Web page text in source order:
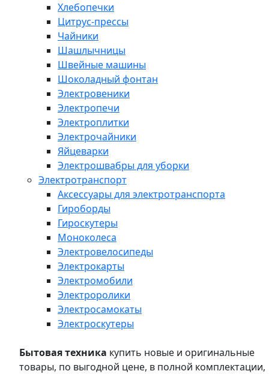
Хлебопечки
Цитрус-прессы
Чайники
Шашлычницы
Швейные машины
Шоколадный фонтан
Электровеники
Электропечи
Электроплитки
Электрочайники
Яйцеварки
Электрошвабры для уборки
Электротранспорт
Аксессуары для электротранспорта
Гироборды
Гироскутеры
Моноколеса
Электровелосипеды
Электрокарты
Электромобили
Электроролики
Электросамокаты
Электроскутеры
Бытовая техника купить новые и оригинальные
товары, по выгодной цене, в полной комплектации,